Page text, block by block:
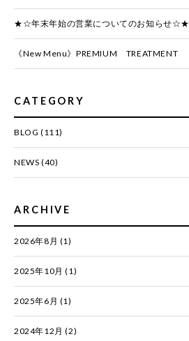
★☆年末年始の営業についてのお知らせ☆★
《New Menu》PREMIUM TREATMENT
CATEGORY
BLOG (111)
NEWS (40)
ARCHIVE
2026年8月 (1)
2025年10月 (1)
2025年6月 (1)
2024年12月 (2)